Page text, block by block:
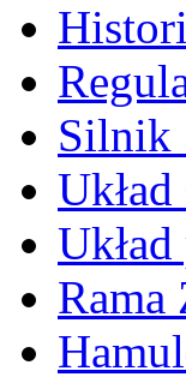
Silnik
Układ
Rama